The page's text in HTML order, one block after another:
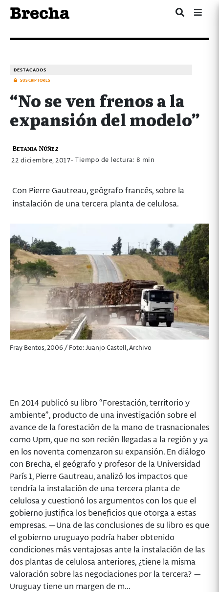
DESTACADOS
SUSCRIPTORES
“No se ven frenos a la
expansión del modelo”
Betania Núñez
22 diciembre, 2017- Tiempo de lectura: 8 min
Con Pierre Gautreau, geógrafo francés, sobre la
instalación de una tercera planta de celulosa.
Fray Bentos, 2006 / Foto: Juanjo Castell, Archivo
En 2014 publicó su libro “Forestación, territorio y
ambiente”, producto de una investigación sobre el
avance de la forestación de la mano de trasnacionales
como Upm, que no son recién llegadas a la región y ya
en los noventa comenzaron su expansión. En diálogo
con Brecha, el geógrafo y profesor de la Universidad
París 1, Pierre Gautreau, analizó los impactos que
tendría la instalación de una tercera planta de
celulosa y cuestionó los argumentos con los que el
gobierno justifica los beneficios que otorga a estas
empresas. —Una de las conclusiones de su libro es que
el gobierno uruguayo podría haber obtenido
condiciones más ventajosas ante la instalación de las
dos plantas de celulosa anteriores, ¿tiene la misma
valoración sobre las negociaciones por la tercera? —
Uruguay tiene un margen de m...